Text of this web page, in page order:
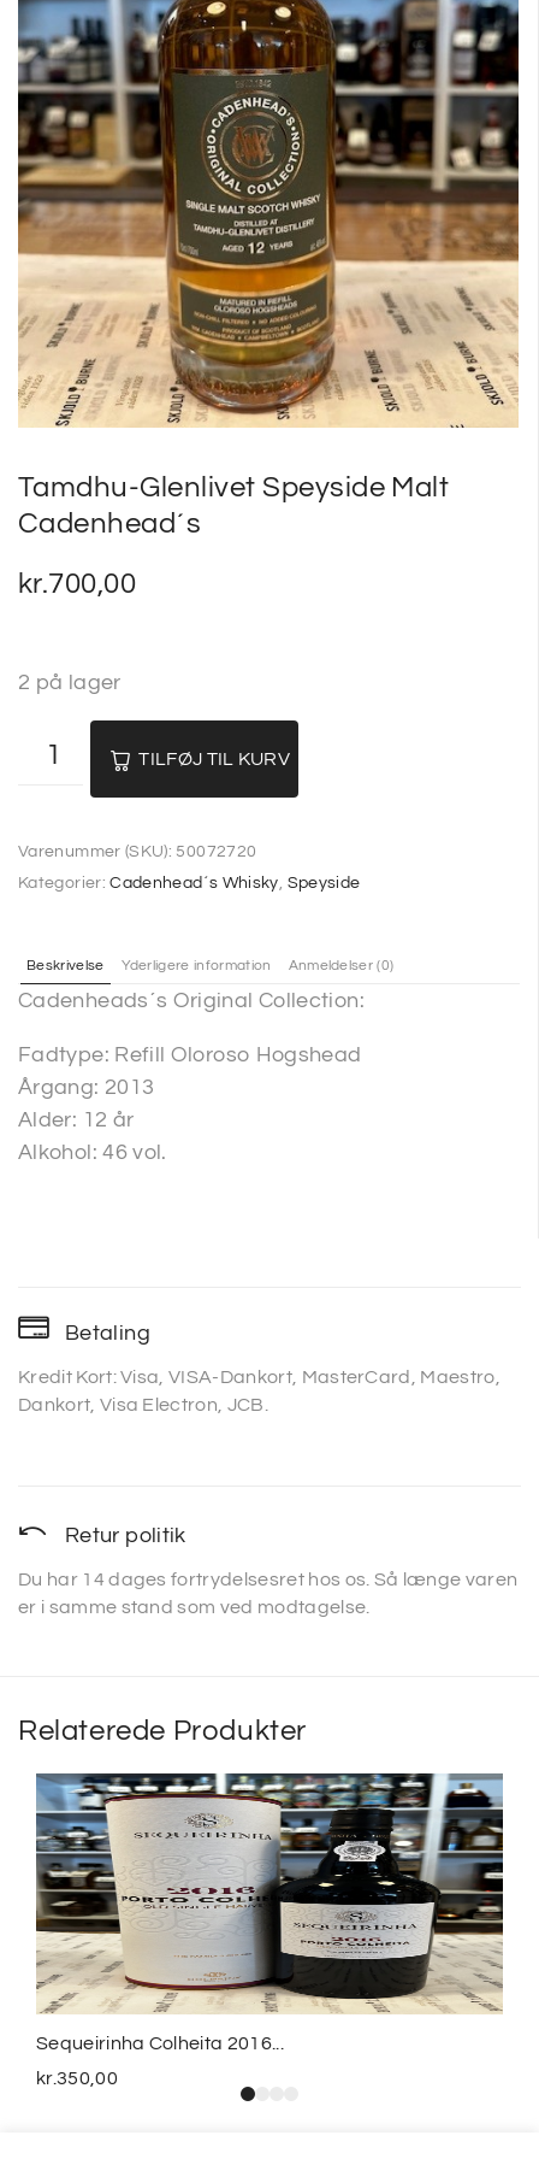
Tamdhu-Glenlivet Speyside Malt
Cadenhead´s
kr.700,00
2 på lager
TILFØJ TIL KURV
Varenummer (SKU): 50072720
Kategorier:Cadenhead´s Whisky Speyside
Beskrivelse Yderligere information Anmeldelser (0)
Cadenheads´s Original Collection:
Fadtype: Refill Oloroso Hogshead
Årgang: 2013
Alder: 12 år
Alkohol: 46 vol.
Betaling
Kredit Kort: Visa, VISA-Dankort, MasterCard, Maestro,
Dankort, Visa Electron, JCB.
Retur politik
Du har 14 dages fortrydelsesret hos os. Så længe varen
er i samme stand som ved modtagelse.
Relaterede Produkter
Sequeirinha Colheita 2016...
kr.350,00